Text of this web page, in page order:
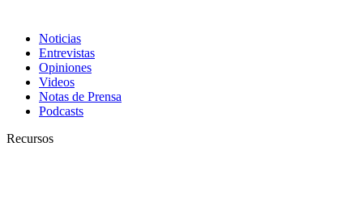
Noticias
Entrevistas
Opiniones
Videos
Notas de Prensa
Podcasts
Recursos